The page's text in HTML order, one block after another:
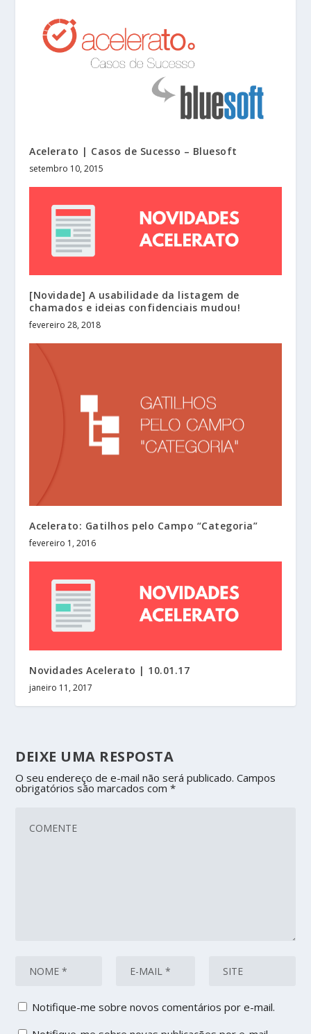
Acelerato | Casos de Sucesso – Bluesoft
setembro 10, 2015
[Novidade] A usabilidade da listagem de
chamados e ideias confidenciais mudou!
fevereiro 28, 2018
Acelerato: Gatilhos pelo Campo “Categoria”
fevereiro 1, 2016
Novidades Acelerato | 10.01.17
janeiro 11, 2017
DEIXE UMA RESPOSTA
O seu endereço de e-mail não será publicado. Campos
obrigatórios são marcados com*
Notifique-me sobre novos comentários por e-mail.